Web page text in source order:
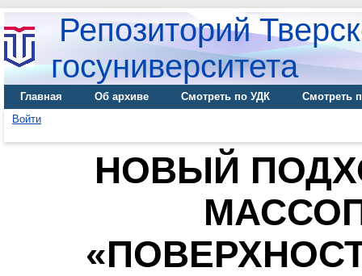
Репозиторий
госуниверситета
Главная Об архиве Смотреть по УДК
Смотреть
Войти
НОВЫЙ